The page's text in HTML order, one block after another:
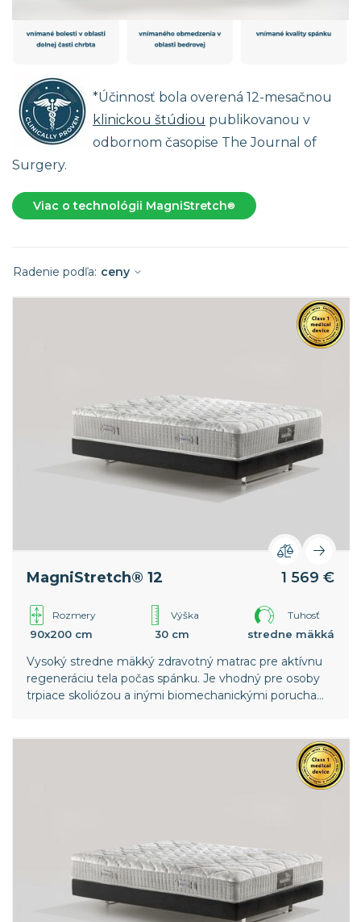
*Účinnosť bola overená 12-mesačnou
klinickou štúdiou publikovanou v
odbornom časopise The Journal of
Surgery.
Viac o technológii MagniStretch®
Radenie podľa: ceny
MagniStretch® 12 1 569 €
Rozmery
90x200 cm
Výška
30 cm
Tuhosť
stredne mäkká
Vysoký stredne mäkký zdravotný matrac pre aktívnu
regeneráciu tela počas spánku. Je vhodný pre osoby
trpiace skoliózou a inými biomechanickými poruchami